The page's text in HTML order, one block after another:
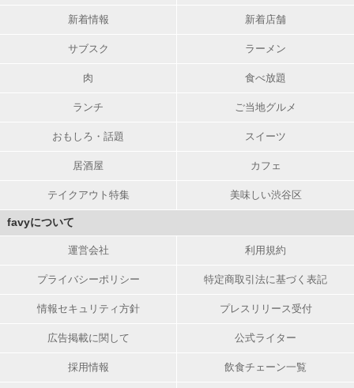
新着情報 新着店舗
サブスク ラーメン
肉 食べ放題
ランチ ご当地グルメ
おもしろ・話題 スイーツ
居酒屋 カフェ
テイクアウト特集 美味しい渋谷区
favyについて
運営会社 利用規約
プライバシーポリシー 特定商取引法に基づく表記
情報セキュリティ方針 プレスリリース受付
広告掲載に関して 公式ライター
採用情報 飲食チェーン一覧